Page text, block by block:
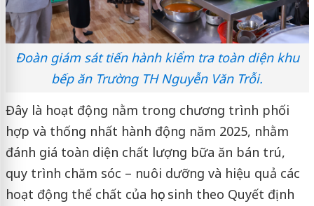
Đoàn giám sát tiến hành kiểm tra toàn diện khu
bếp ăn Trường TH Nguyễn Văn Trỗi.
Đây là hoạt động nằm trong chương trình phối
hợp và thống nhất hành động năm 2025, nhằm
đánh giá toàn diện chất lượng bữa ăn bán trú,
quy trình chăm sóc – nuôi dưỡng và hiệu quả các
hoạt động thể chất của học sinh theo Quyết định